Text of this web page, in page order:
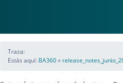
Traza:
Estás aquí: BA360»